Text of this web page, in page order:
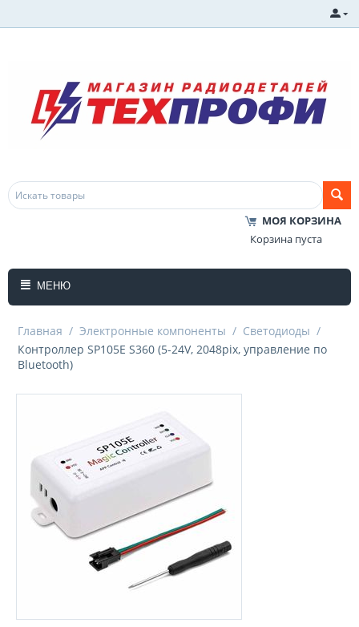
МОЯ КОРЗИНА
Корзина пуста
МЕНЮ
Главная / Электронные компоненты / Светодиоды /
Контроллер SP105E S360 (5-24V, 2048pix, управление по
Bluetooth)